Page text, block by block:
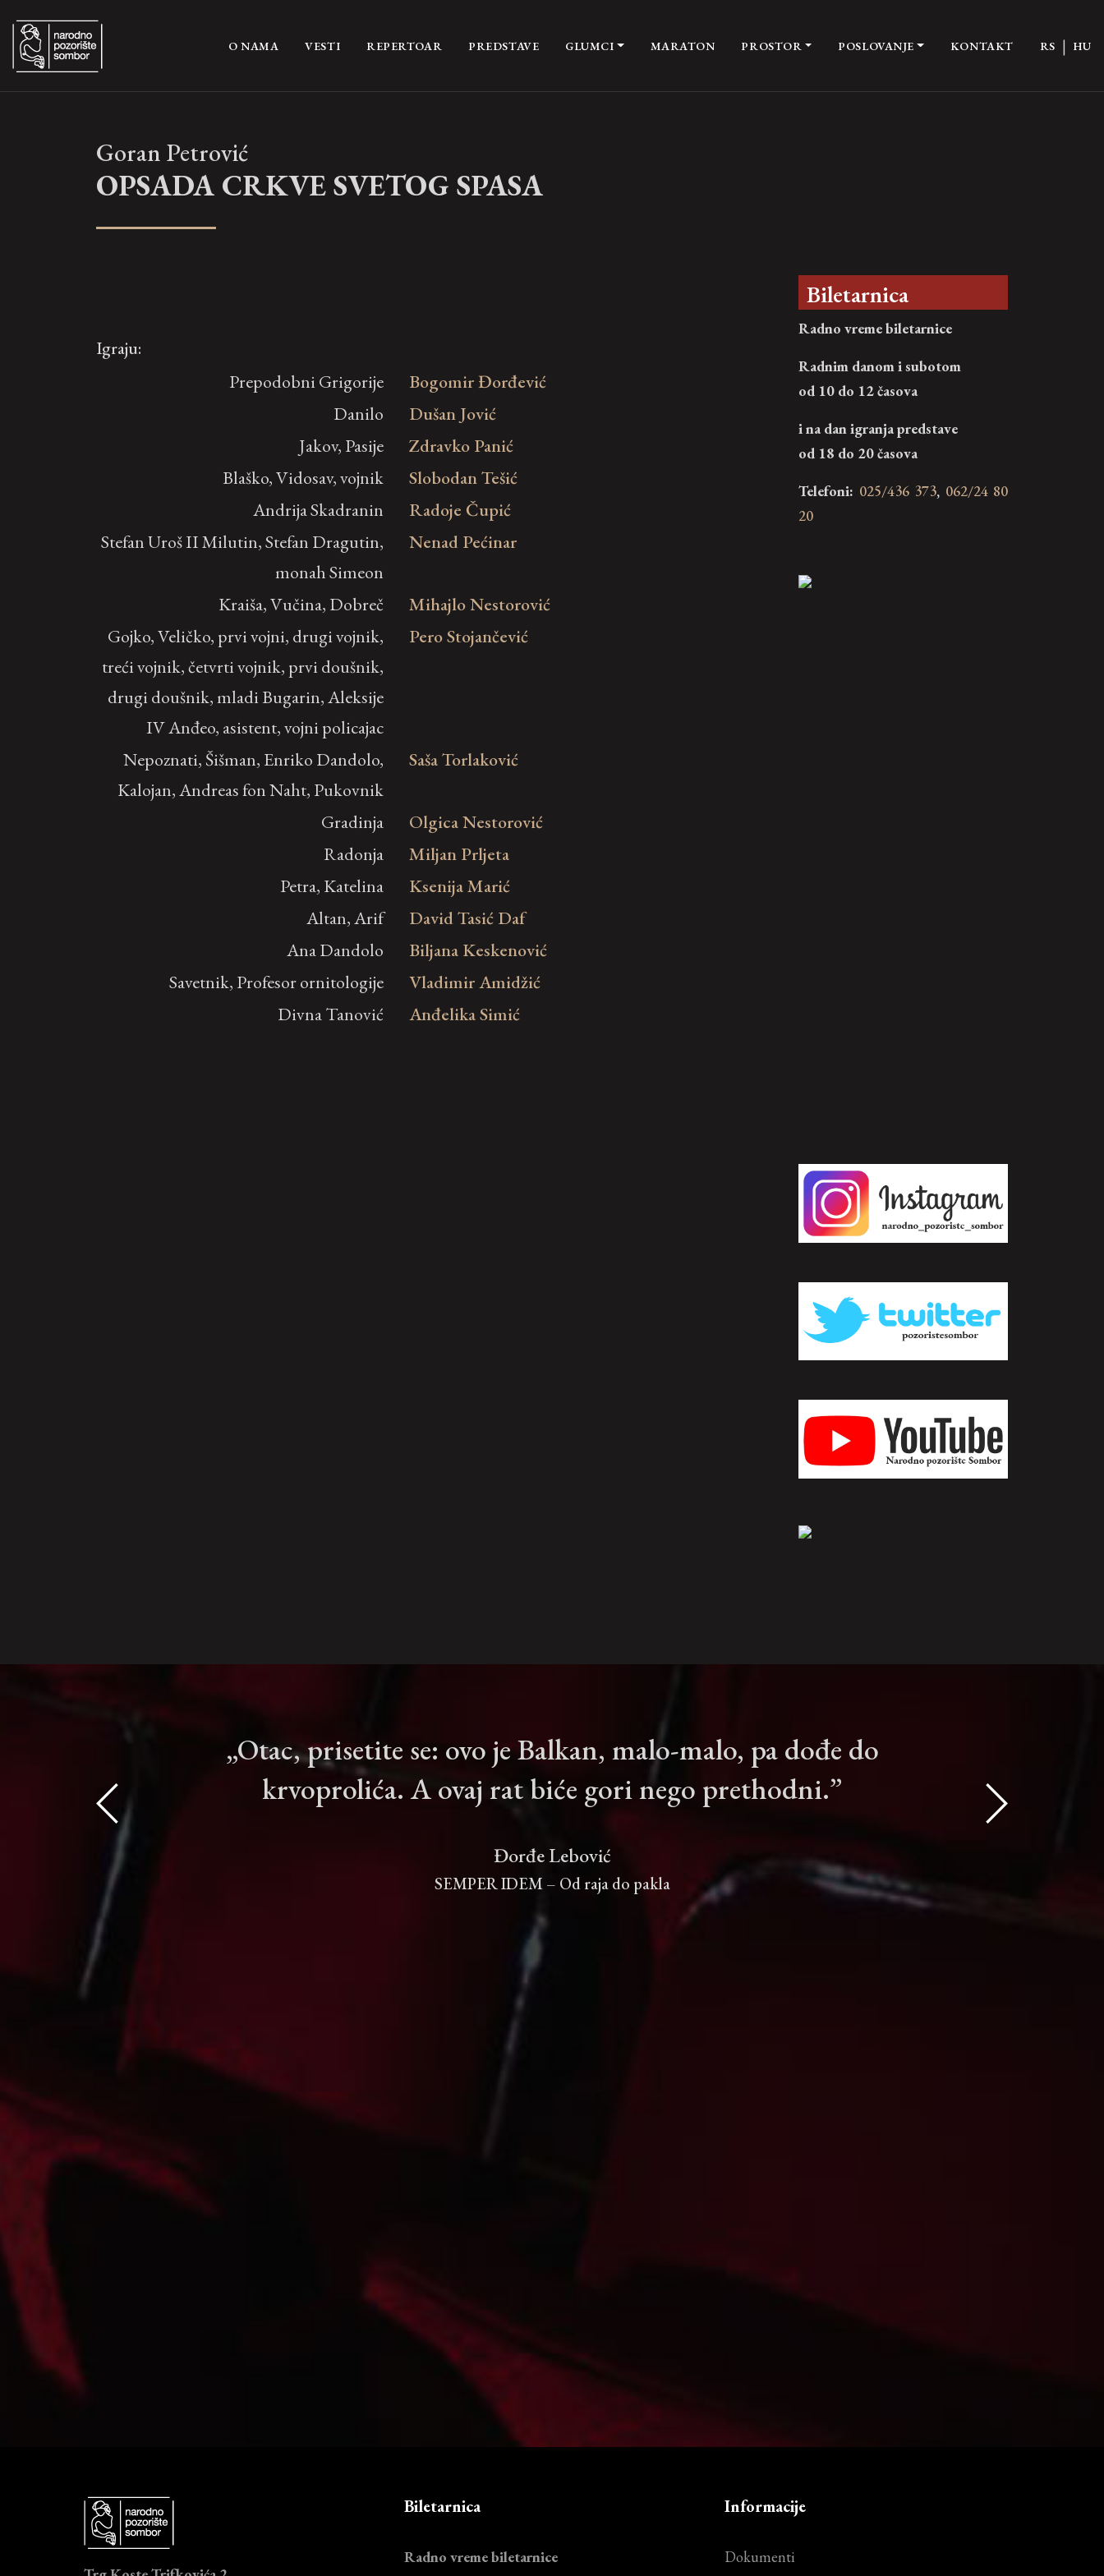
O NAMA (CURRENT)
VESTI REPERTOAR PREDSTAVE GLUMCI MARATON PROSTOR POSLOVANJE KONTAKT RS | HU
Goran Petrović
OPSADA CRKVE SVETOG SPASA
Igraju:
Prepodobni Grigorije
Bogomir Đorđević
Danilo
Dušan Jović
Jakov, Pasije
Zdravko Panić
Blaško, Vidosav, vojnik
Slobodan Tešić
Andrija Skadranin
Radoje Čupić
Stefan Uroš II Milutin, Stefan Dragutin,
monah Simeon
Nenad Pećinar
Kraiša, Vučina, Dobreč
Mihajlo Nestorović
Gojko, Veličko, prvi vojni, drugi vojnik,
treći vojnik, četvrti vojnik, prvi doušnik,
drugi doušnik, mladi Bugarin, Aleksije
IV Anđeo, asistent, vojni policajac
Pero Stojančević
Nepoznati, Šišman, Enriko Dandolo,
Kalojan, Andreas fon Naht, Pukovnik
Saša Torlaković
Gradinja
Olgica Nestorović
Radonja
Miljan Prljeta
Petra, Katelina
Ksenija Marić
Altan, Arif
David Tasić Daf
Ana Dandolo
Biljana Keskenović
Savetnik, Profesor ornitologije
Vladimir Amidžić
Divna Tanović
Anđelika Simić
Biletarnica
Radno vreme biletarnice
Radnim danom i subotom
od 10 do 12 časova
i na dan igranja predstave
od 18 do 20 časova
Telefoni: 025/436 373, 062/24 80
20
„Otac, prisetite se: ovo je Balkan, malo-malo, pa dođe do
krvoprolića. A ovaj rat biće gori nego prethodni.”
Đorđe Lebović
SEMPER IDEM – Od raja do pakla
Biletarnica
Radno vreme biletarnice
Informacije
Dokumenti